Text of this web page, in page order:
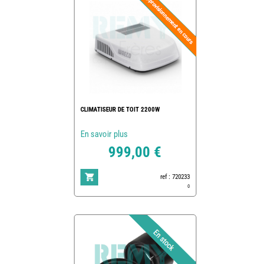
CLIMATISEUR DE TOIT 2200W
En savoir plus
999,00 €
ref : 720233
0